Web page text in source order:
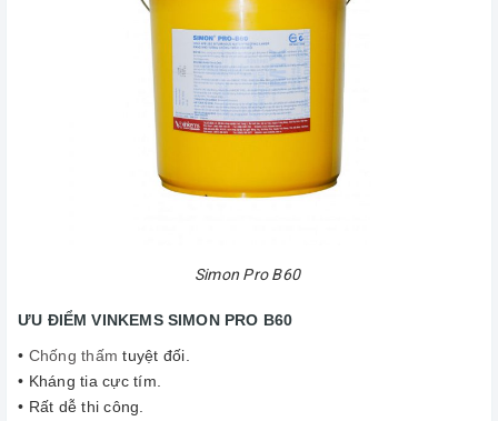
Simon Pro B60
ƯU ĐIỂM VINKEMS SIMON PRO B60
• Chống thấm tuyệt đối.
• Kháng tia cực tím.
• Rất dễ thi công.